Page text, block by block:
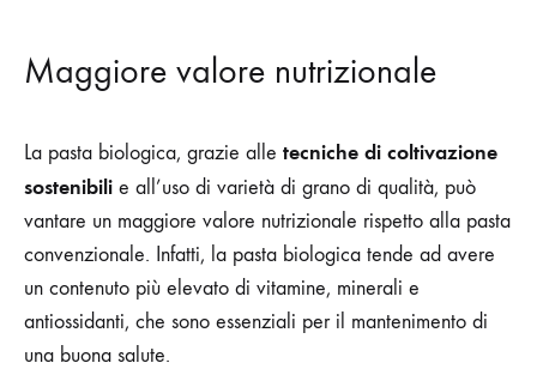
Maggiore valore nutrizionale
La pasta biologica, grazie alle tecniche di coltivazione
sostenibili e all’uso di varietà di grano di qualità, può
vantare un maggiore valore nutrizionale rispetto alla pasta
convenzionale. Infatti, la pasta biologica tende ad avere
un contenuto più elevato di vitamine, minerali e
antiossidanti, che sono essenziali per il mantenimento di
una buona salute.